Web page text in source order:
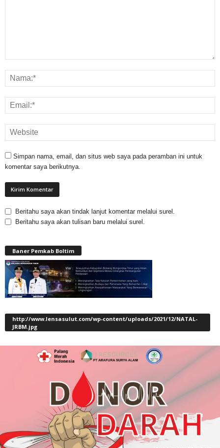
Simpan nama, email, dan situs web saya pada peramban ini untuk
komentar saya berikutnya.
Beritahu saya akan tindak lanjut komentar melalui surel.
Beritahu saya akan tulisan baru melalui surel.
Baner Pemkab Boltim
http://www.lensasulut.com/wp-content/uploads/2021/12/NATAL-
JRBM.jpg